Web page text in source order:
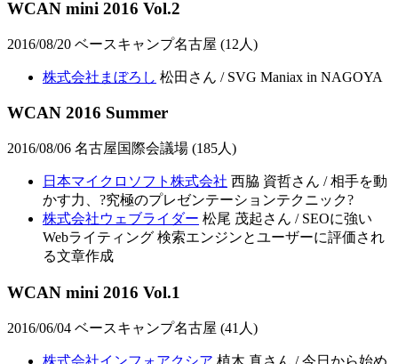
WCAN mini 2016 Vol.2
2016/08/20 ベースキャンプ名古屋 (12人)
株式会社まぼろし 松田さん / SVG Maniax in NAGOYA
WCAN 2016 Summer
2016/08/06 名古屋国際会議場 (185人)
日本マイクロソフト株式会社 西脇 資哲さん / 相手を動
かす力、?究極のプレゼンテーションテクニック?
株式会社ウェブライダー 松尾 茂起さん / SEOに強い
Webライティング 検索エンジンとユーザーに評価され
る文章作成
WCAN mini 2016 Vol.1
2016/06/04 ベースキャンプ名古屋 (41人)
株式会社インフォアクシア 植木 真さん / 今日から始め